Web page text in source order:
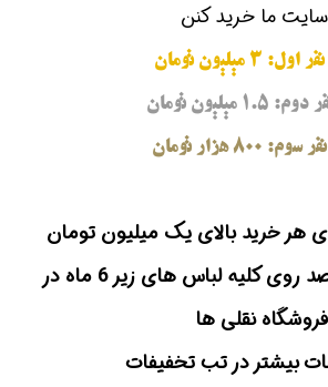
سایت ما خرید کنن
3 میلیون تومان
میلیون تومان
800 هزار تومان
هر خرید بالای یک میلیون تومان
تخفیف تا 50 درصد روی کلیه لباس های زیر 6 ماه در
فروشگاه نقلی ها
بیشتر در تب تخفیفات